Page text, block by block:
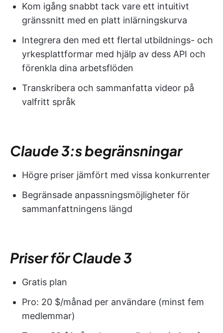
Kom igång snabbt tack vare ett intuitivt
gränssnitt med en platt inlärningskurva
Integrera den med ett flertal utbildnings- och
yrkesplattformar med hjälp av dess API och
förenkla dina arbetsflöden
Transkribera och sammanfatta videor på
valfritt språk
Claude 3:s begränsningar
Högre priser jämfört med vissa konkurrenter
Begränsade anpassningsmöjligheter för
sammanfattningens längd
Priser för Claude 3
Gratis plan
Pro: 20 $/månad per användare (minst fem
medlemmar)